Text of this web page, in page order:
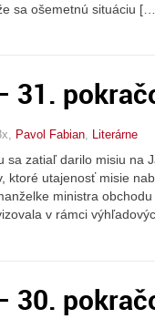
sa ošemetnú situáciu
31.
Pavol Fabian, Literárne
sa zatiaľ darilo misiu na
ktoré utajenosť misie
ministra
v rámci
30.